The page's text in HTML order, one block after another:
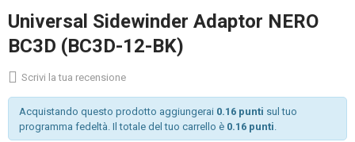
Universal Sidewinder Adaptor NERO
BC3D (BC3D-12-BK)
Scrivi la tua recensione
Acquistando questo prodotto aggiungerai 0.16 punti sul tuo
programma fedeltà. Il totale del tuo carrello è 0.16 punti